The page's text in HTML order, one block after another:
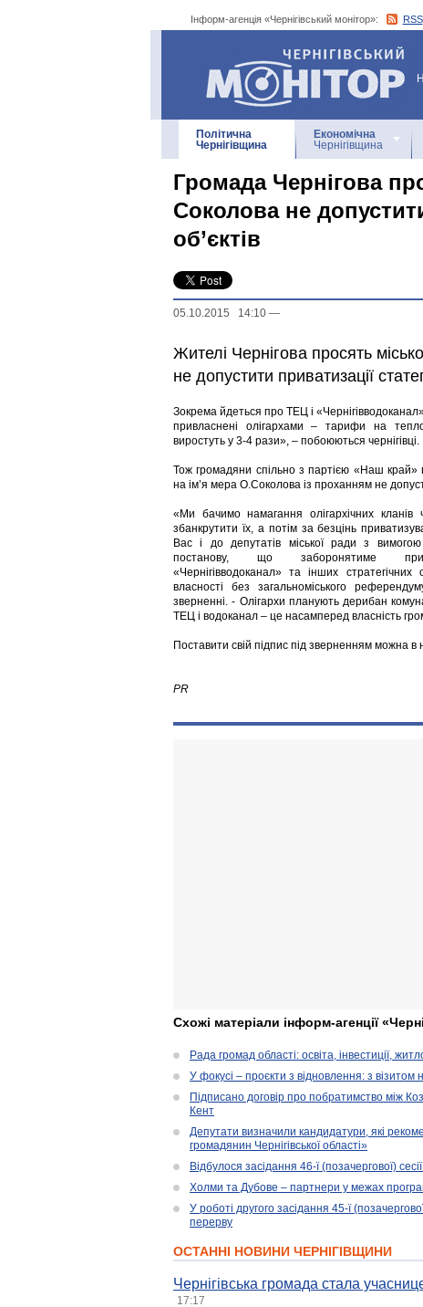
Інформ-агенція «Чернігівський монітор»: RSS
Інформ-агенція
«Чернігівський монітор»
Політична
Чернігівщина
Економічна
Чернігівщина
Громада Чернігова
Соколова не
об’єктів
05.10.2015 14:10 —
Жителі Чернігова просять
не допустити приватизації
Зокрема йдеться про ТЕЦ і
привласнені олігархами – тарифи на
виростуть у 3-4 рази», – побоюються чернігівці.
Тож громадяни спільно з партією «Наш край»
на ім’я мера О.Соколова із проханням не
«Ми бачимо намагання олігархічних кланів
збанкрутити їх, а потім за безцінь
Вас і до депутатів міської ради з
постанову, що заборонятиме
«Чернігівводоканал» та інших стратегічних
власності без загальноміського
зверненні. - Олігархи планують дерибан
ТЕЦ і водоканал – це насамперед власність
Поставити свій підпис під зверненням можна
PR
Схожі матеріали інформ-агенції
Рада громад області: освіта, інвестиції,
У фокусі – проєкти з відновлення: з візитом
Підписано договір про побратимство між
Кент
Депутати визначили кандидатури, які
громадянин Чернігівської області»
Відбулося засідання 46-ї (позачергової)
Холми та Дубове – партнери у межах
У роботі другого засідання 45-ї
перерву
ОСТАННІ НОВИНИ ЧЕРНІГІВЩИНИ
Чернігівська громада стала
17:17